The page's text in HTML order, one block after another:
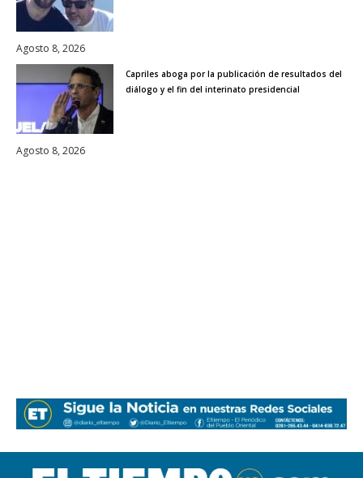
Agosto 8, 2026
Capriles aboga por la publicación de resultados del
diálogo y el fin del interinato presidencial
Agosto 8, 2026